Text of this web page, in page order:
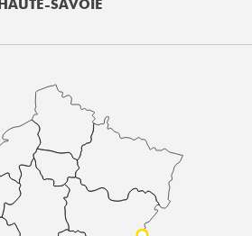
HAUTE-SAVOIE